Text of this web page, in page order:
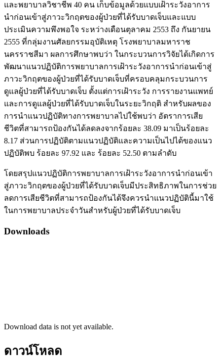
และพยาบาลวิชาชีพ 40 คน เก็บข้อมูลด้วยแบบเฝ้าระวังอาการ
นำก่อนเข้าสู่ภาวะวิกฤตของผู้ป่วยที่ได้รับบาดเจ็บและแบบ
ประเมินความพึงพอใจ ระหว่างเดือนตุลาคม 2553 ถึง กันยายน
2555 ที่กลุ่มงานศัลยกรรมอุบัติเหตุ โรงพยาบาลมหาราช
นครราชสีมา ผลการศึกษาพบว่า ในกระบวนการวิจัยได้เกิดการ
พัฒนาแนวปฏิบัติการพยาบาลการเฝ้าระวังอาการนำก่อนเข้าสู่
ภาวะวิกฤตของผู้ป่วยที่ได้รับบาดเจ็บที่ครอบคลุมกระบวนการ
ดูแลผู้ป่วยที่ได้รับบาดเจ็บ ตั้งแต่การเฝ้าระวัง การรายงานแพทย์
และการดูแลผู้ป่วยที่ได้รับบาดเจ็บในระยะวิกฤติ สำหรับผลของ
การนำแนวปฏิบัติทางการพยาบาลไปใช้พบว่า อัตราการเสีย
ชีวิตที่สามารถป้องกันได้ลดลงจากร้อยละ 38.09 มาเป็นร้อยละ
8.17 ส่วนการปฏิบัติตามแนวปฏิบัติและความเป็นไปได้ของแนว
ปฏิบัติพบ ร้อยละ 97.92 และ ร้อยละ 52.50 ตามลำดับ
โดยสรุปแนวปฏิบัติการพยาบาลการเฝ้าระวังอาการนำก่อนเข้า
สู่ภาวะวิกฤตของผู้ป่วยที่ได้รับบาดเจ็บมีประสิทธิภาพในการช่วย
ลดการเสียชีวิตที่สามารถป้องกันได้จึงควรนำแนวปฏิบัตินี้มาใช้
ในการพยาบาลประจำวันสำหรับผู้ป่วยที่ได้รับบาดเจ็บ
Downloads
Download data is not yet available.
ดาวน์โหลด